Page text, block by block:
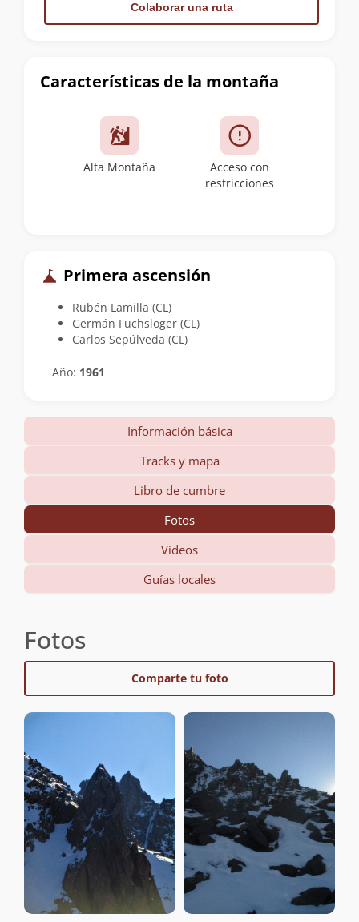
Características de la montaña
Alta Montaña
Acceso con
restricciones
Primera ascensión
Rubén Lamilla (CL)
Germán Fuchsloger (CL)
Carlos Sepúlveda (CL)
Año: 1961
Colaborar una ruta
Información básica
Tracks y mapa
Libro de cumbre
Fotos
Videos
Guías locales
Fotos
Comparte tu foto